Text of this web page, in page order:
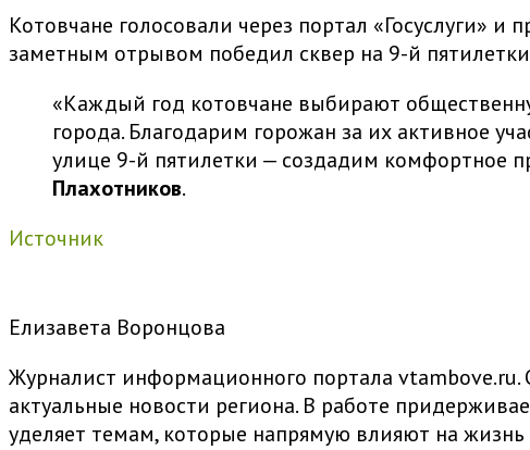
Котовчане голосовали через портал «Госуслуги»
заметным отрывом победил сквер на 9-й
«Каждый год котовчане выбирают
города. Благодарим горожан за их активное
улице 9-й пятилетки — создадим комфортное
Плахотников.
Источник
Елизавета Воронцова
Журналист информационного портала
актуальные новости региона. В работе
уделяет темам, которые напрямую влияют на